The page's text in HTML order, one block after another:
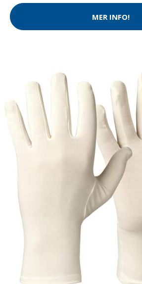
MER INFO!